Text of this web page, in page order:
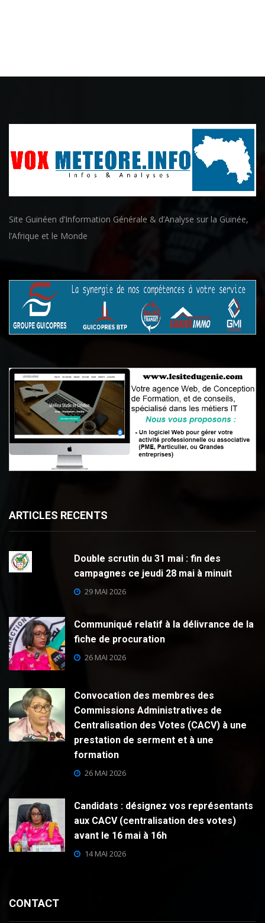
Site Guinéen d’Information Générale & d’Analyse sur la Guinée,
l’Afrique et le Monde
ARTICLES RECENTS
Double scrutin du 31 mai : fin des
campagnes ce jeudi 28 mai à minuit
29 MAI 2026
Communiqué relatif à la délivrance de la
fiche de procuration
26 MAI 2026
Convocation des membres des
Commissions Administratives de
Centralisation des Votes (CACV) à une
prestation de serment et à une
formation
26 MAI 2026
Candidats : désignez vos représentants
aux CACV (centralisation des votes)
avant le 16 mai à 16h
14 MAI 2026
CONTACT